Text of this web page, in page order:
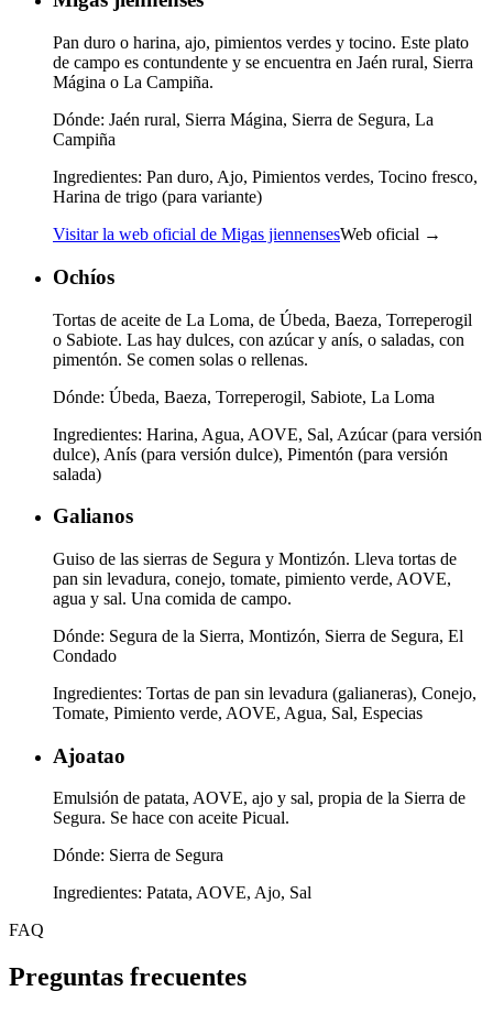
Pan duro o harina, ajo, pimientos verdes y tocino. Este plato
de campo es contundente y se encuentra en Jaén rural, Sierra
Mágina o La Campiña.
Dónde: Jaén rural, Sierra Mágina, Sierra de Segura, La
Campiña
Ingredientes: Pan duro, Ajo, Pimientos verdes, Tocino fresco,
Harina de trigo (para variante)
Visitar la web oficial de Migas jiennensesWeb oficial →
Ochíos
Tortas de aceite de La Loma, de Úbeda, Baeza, Torreperogil
o Sabiote. Las hay dulces, con azúcar y anís, o saladas, con
pimentón. Se comen solas o rellenas.
Dónde: Úbeda, Baeza, Torreperogil, Sabiote, La Loma
Ingredientes: Harina, Agua, AOVE, Sal, Azúcar (para versión
dulce), Anís (para versión dulce), Pimentón (para versión
salada)
Galianos
Guiso de las sierras de Segura y Montizón. Lleva tortas de
pan sin levadura, conejo, tomate, pimiento verde, AOVE,
agua y sal. Una comida de campo.
Dónde: Segura de la Sierra, Montizón, Sierra de Segura, El
Condado
Ingredientes: Tortas de pan sin levadura (galianeras), Conejo,
Tomate, Pimiento verde, AOVE, Agua, Sal, Especias
Ajoatao
Emulsión de patata, AOVE, ajo y sal, propia de la Sierra de
Segura. Se hace con aceite Picual.
Dónde: Sierra de Segura
Ingredientes: Patata, AOVE, Ajo, Sal
FAQ
Preguntas frecuentes